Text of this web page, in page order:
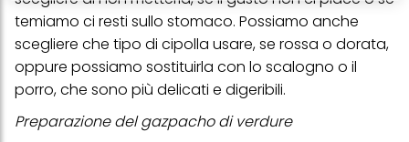
temiamo ci resti sullo stomaco. Possiamo anche
scegliere che tipo di cipolla usare, se rossa o dorata,
oppure possiamo sostituirla con lo scalogno o il
porro, che sono più delicati e digeribili.
Preparazione del gazpacho di verdure
conservare le nostre informazioni sulle entità commerciali e
creare profili individuali su di te che potrebbero essere arricchiti
con dati ottenuti da terze parti e altri siti Web. Utilizziamo questi
profili per scopi di marketing personalizzato, in particolare per
visualizzare annunci pubblicitari che potrebbero interessarti
(basati, ad esempio, sui tuoi interessi identificati) su questo sito
web e altri media (di terzi) tramite i dispositivi assegnati a te o
alla tua famiglia, nonché per misurare e ottimizzare il successo
delle campagne pubblicitarie.